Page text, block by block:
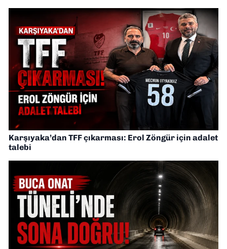
Karşıyaka’dan TFF çıkarması: Erol Zöngür için adalet
talebi